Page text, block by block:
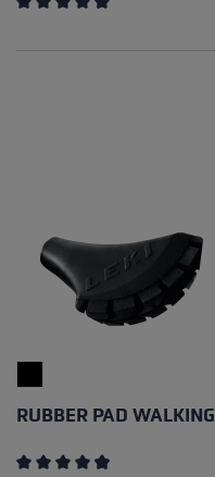
RUBBER PAD WALKING